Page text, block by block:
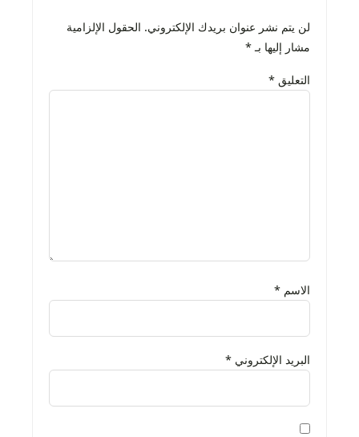
لن يتم نشر عنوان بريدك الإلكتروني. الحقول الإلزامية
مشار إليها بـ*
التعليق *
الاسم *
البريد الإلكتروني *